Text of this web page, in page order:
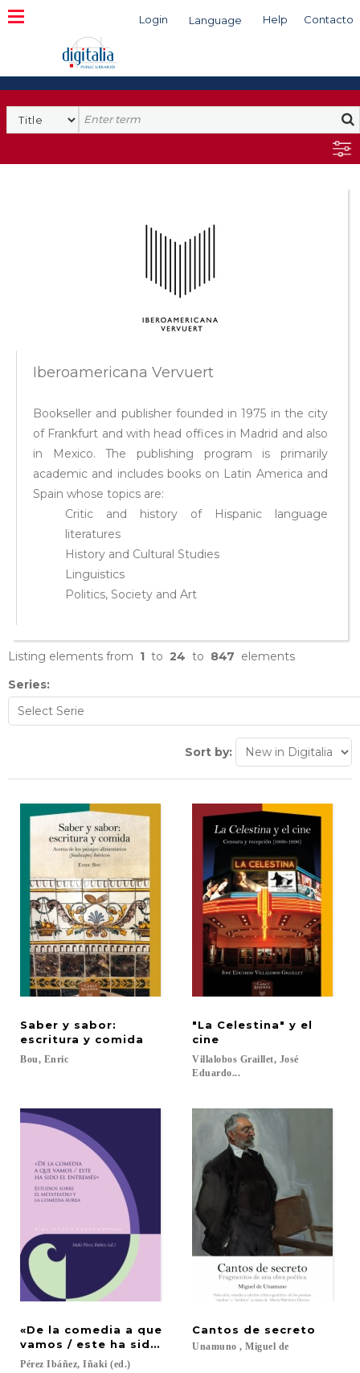
Login Language Help Contacto
Search
Iberoamericana Vervuert
Bookseller and publisher founded in 1975 in the city
of Frankfurt and with head offices in Madrid and also
in Mexico. The publishing program is primarily
academic and includes books on Latin America and
Spain whose topics are:
Critic and history of Hispanic language
literatures
History and Cultural Studies
Linguistics
Politics, Society and Art
Listing elements from 1 to 24 to 847 elements
Series:
Sort by:
Saber y sabor:
escritura y comida
Bou, Enric
"La Celestina" y el
cine
Villalobos Graillet, José
Eduardo...
«De la comedia a que
vamos / este ha sido el entremés»
Pérez Ibáñez, Iñaki (ed.)
Cantos de secreto
Unamuno , Miguel de